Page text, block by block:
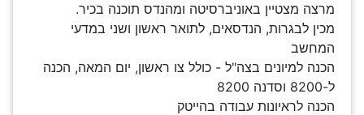
מרצה מצטיין באוניברסיטה ומהנדס תוכנה בכיר.
מכין לבגרות, הנדסאים, לתואר ראשון ושני במדעי
המחשב
הכנה למיונים בצה"ל - כולל צו ראשון, יום המאה, הכנה
ל-8200 וסדנה 8200
הכנה לראיונות עבודה בהייטק